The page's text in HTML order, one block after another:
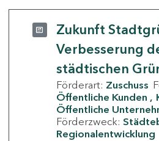
Zukunft
Verbesserung
städtischen
Förderart: Zuschuss
Öffentliche Kunden
Öffentliche
Förderzweck:
Regionalentwicklung